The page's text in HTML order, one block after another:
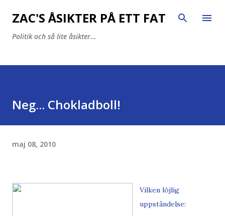
Fortsätt till huvudinnehåll
ZAC'S ÅSIKTER PÅ ETT FAT
Politik och så lite åsikter...
Neg... Chokladboll!
maj 08, 2010
Vilken löjlig
uppståndelse: